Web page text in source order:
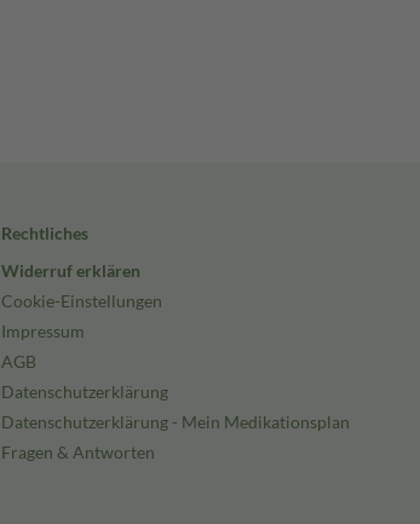
Rechtliches
Widerruf erklären
Cookie-Einstellungen
Impressum
AGB
Datenschutzerklärung
Datenschutzerklärung - Mein Medikationsplan
Fragen & Antworten